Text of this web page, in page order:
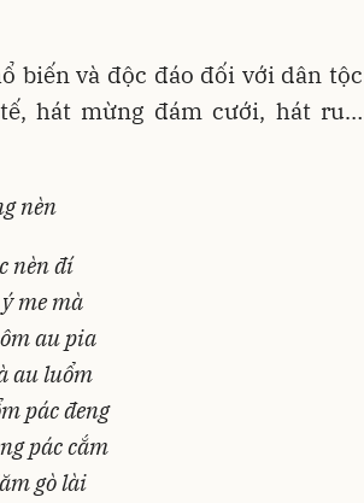
biến và độc đáo đối với dân tộc
hát mừng đám cưới, hát ru…
nèn
nèn đí
me mà
au pia
au luổm
pác đeng
pác cắm
gò lài